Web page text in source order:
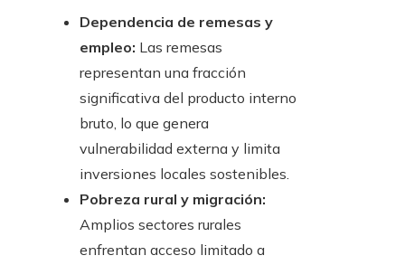
Dependencia de remesas y
empleo: Las remesas
representan una fracción
significativa del producto interno
bruto, lo que genera
vulnerabilidad externa y limita
inversiones locales sostenibles.
Pobreza rural y migración:
Amplios sectores rurales
enfrentan acceso limitado a